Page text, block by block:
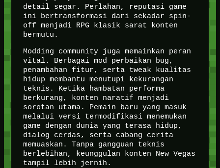
detail segar. Perlahan, reputasi game
ini bertransformasi dari sekadar spin-
off menjadi RPG klasik sarat konten
bermutu.
Modding community juga memainkan peran
vital. Berbagai mod perbaikan bug,
penambahan fitur, serta tweak kualitas
hidup membantu menutupi kekurangan
teknis. Ketika hambatan performa
berkurang, konten naratif menjadi
sorotan utama. Pemain baru yang masuk
melalui versi termodifikasi menemukan
game dengan dunia yang terasa hidup,
dialog cerdas, serta cabang cerita
memuaskan. Tanpa gangguan teknis
berlebihan, keunggulan konten New Vegas
tampil lebih jernih.